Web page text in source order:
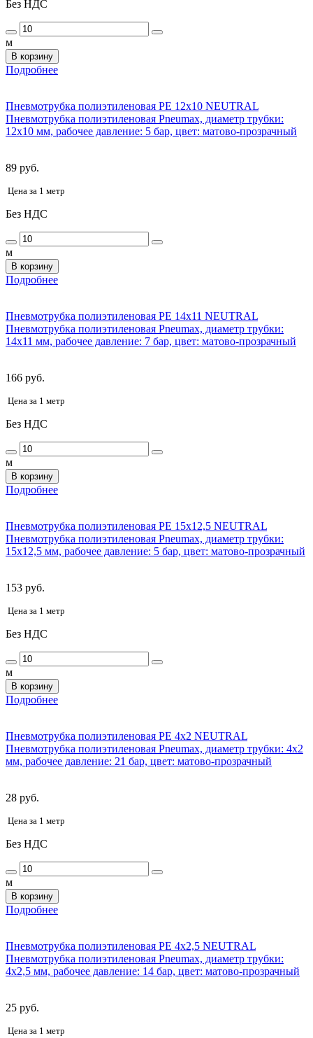
Без НДС
м
В корзину
Подробнее
Пневмотрубка полиэтиленовая PE 12x10 NEUTRAL
Пневмотрубка полиэтиленовая Pneumax, диаметр трубки:
12x10 мм, рабочее давление: 5 бар, цвет: матово-прозрачный
89 руб.
Цена за 1 метр
Без НДС
м
В корзину
Подробнее
Пневмотрубка полиэтиленовая PE 14x11 NEUTRAL
Пневмотрубка полиэтиленовая Pneumax, диаметр трубки:
14x11 мм, рабочее давление: 7 бар, цвет: матово-прозрачный
166 руб.
Цена за 1 метр
Без НДС
м
В корзину
Подробнее
Пневмотрубка полиэтиленовая PE 15x12,5 NEUTRAL
Пневмотрубка полиэтиленовая Pneumax, диаметр трубки:
15x12,5 мм, рабочее давление: 5 бар, цвет: матово-прозрачный
153 руб.
Цена за 1 метр
Без НДС
м
В корзину
Подробнее
Пневмотрубка полиэтиленовая PE 4x2 NEUTRAL
Пневмотрубка полиэтиленовая Pneumax, диаметр трубки: 4x2
мм, рабочее давление: 21 бар, цвет: матово-прозрачный
28 руб.
Цена за 1 метр
Без НДС
м
В корзину
Подробнее
Пневмотрубка полиэтиленовая PE 4x2,5 NEUTRAL
Пневмотрубка полиэтиленовая Pneumax, диаметр трубки:
4x2,5 мм, рабочее давление: 14 бар, цвет: матово-прозрачный
25 руб.
Цена за 1 метр